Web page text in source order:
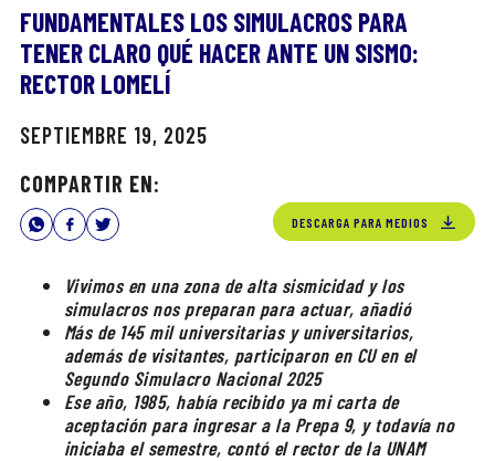
FUNDAMENTALES LOS SIMULACROS PARA
TENER CLARO QUÉ HACER ANTE UN SISMO:
RECTOR LOMELÍ
SEPTIEMBRE 19, 2025
COMPARTIR EN:
DESCARGA PARA MEDIOS
Vivimos en una zona de alta sismicidad y los
simulacros nos preparan para actuar, añadió
Más de 145 mil universitarias y universitarios,
además de visitantes, participaron en CU en el
Segundo Simulacro Nacional 2025
Ese año, 1985, había recibido ya mi carta de
aceptación para ingresar a la Prepa 9, y todavía no
iniciaba el semestre, contó el rector de la UNAM